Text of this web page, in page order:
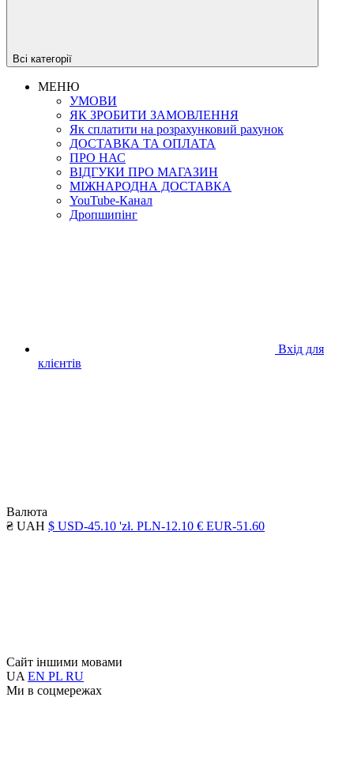
Всі категорії
МЕНЮ
УМОВИ
ЯК ЗРОБИТИ ЗАМОВЛЕННЯ
Як сплатити на розрахунковий рахунок
ДОСТАВКА ТА ОПЛАТА
ПРО НАС
ВІДГУКИ ПРО МАГАЗИН
МIЖНАРОДНА ДОСТАВКА
YouTube-Канал
Дропшипінг
Вхід для
клієнтів
Валюта
₴ UAH $ USD-45.10 'zł. PLN-12.10 € EUR-51.60
Сайт іншими мовами
UA EN PL RU
Ми в соцмережах